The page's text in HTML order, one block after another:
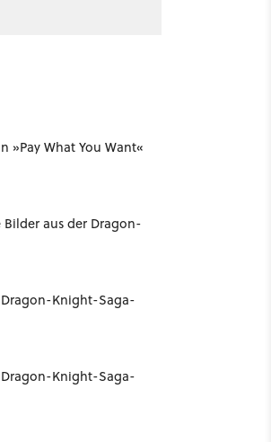
»Pay What You Want«
aus der Dragon-
Knight-Saga-
Knight-Saga-